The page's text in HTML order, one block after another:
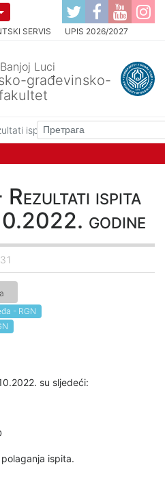
SERVIS UPIS 2026/2027
Luci
građevinsko-
ispita održanog 05.10.2022.
ispita
godine
- RGN
su sljedeći:
ispita.